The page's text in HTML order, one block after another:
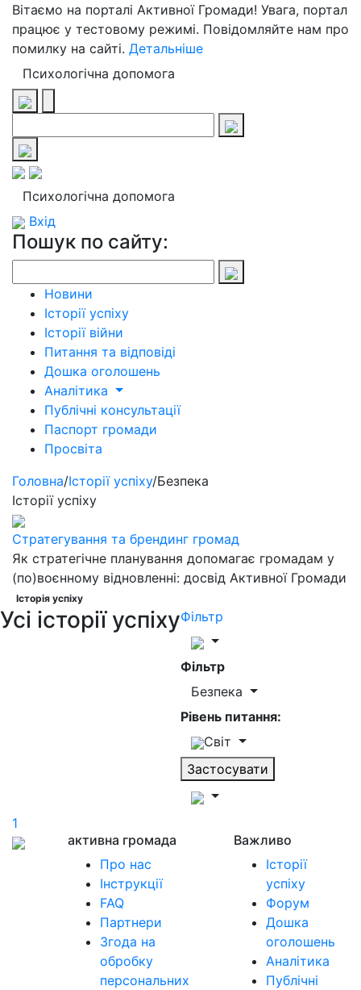
Вітаємо на порталі Активної Громади! Увага, портал
працює у тестовому режимі. Повідомляйте нам про
помилку на сайті. Детальніше
Психологічна допомога
Психологічна допомога
Вхід
Пошук по сайту:
Новини
Історії успіху
Історії війни
Питання та відповіді
Дошка оголошень
Аналітика
Публічні консультації
Паспорт громади
Просвіта
Головна/Історії успіху/Безпека
Історії успіху
Стратегування та брендинг громад
Як стратегічне планування допомагає громадам у
(по)воєнному відновленні: досвід Активної Громади
Історія успіху
Усі історії успіхуФільтр
Фільтр
Безпека
Рівень питання:
Світ
Застосувати
1
активна громада
Про нас
Інструкції
FAQ
Партнери
Згода на
обробку
персональних
Важливо
Історії
успіху
Форум
Дошка
оголошень
Аналітика
Публічні